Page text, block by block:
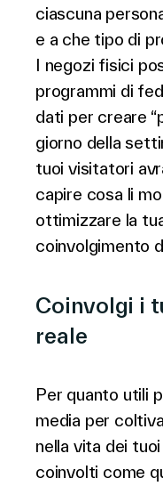
ciascuna
e a che tipo di
I negozi fisici
programmi di
dati per creare
giorno della
tuoi visitatori
capire cosa li
ottimizzare la
coinvolgimento
Coinvolgi i
reale
Per quanto utili
media per
nella vita dei
coinvolti come